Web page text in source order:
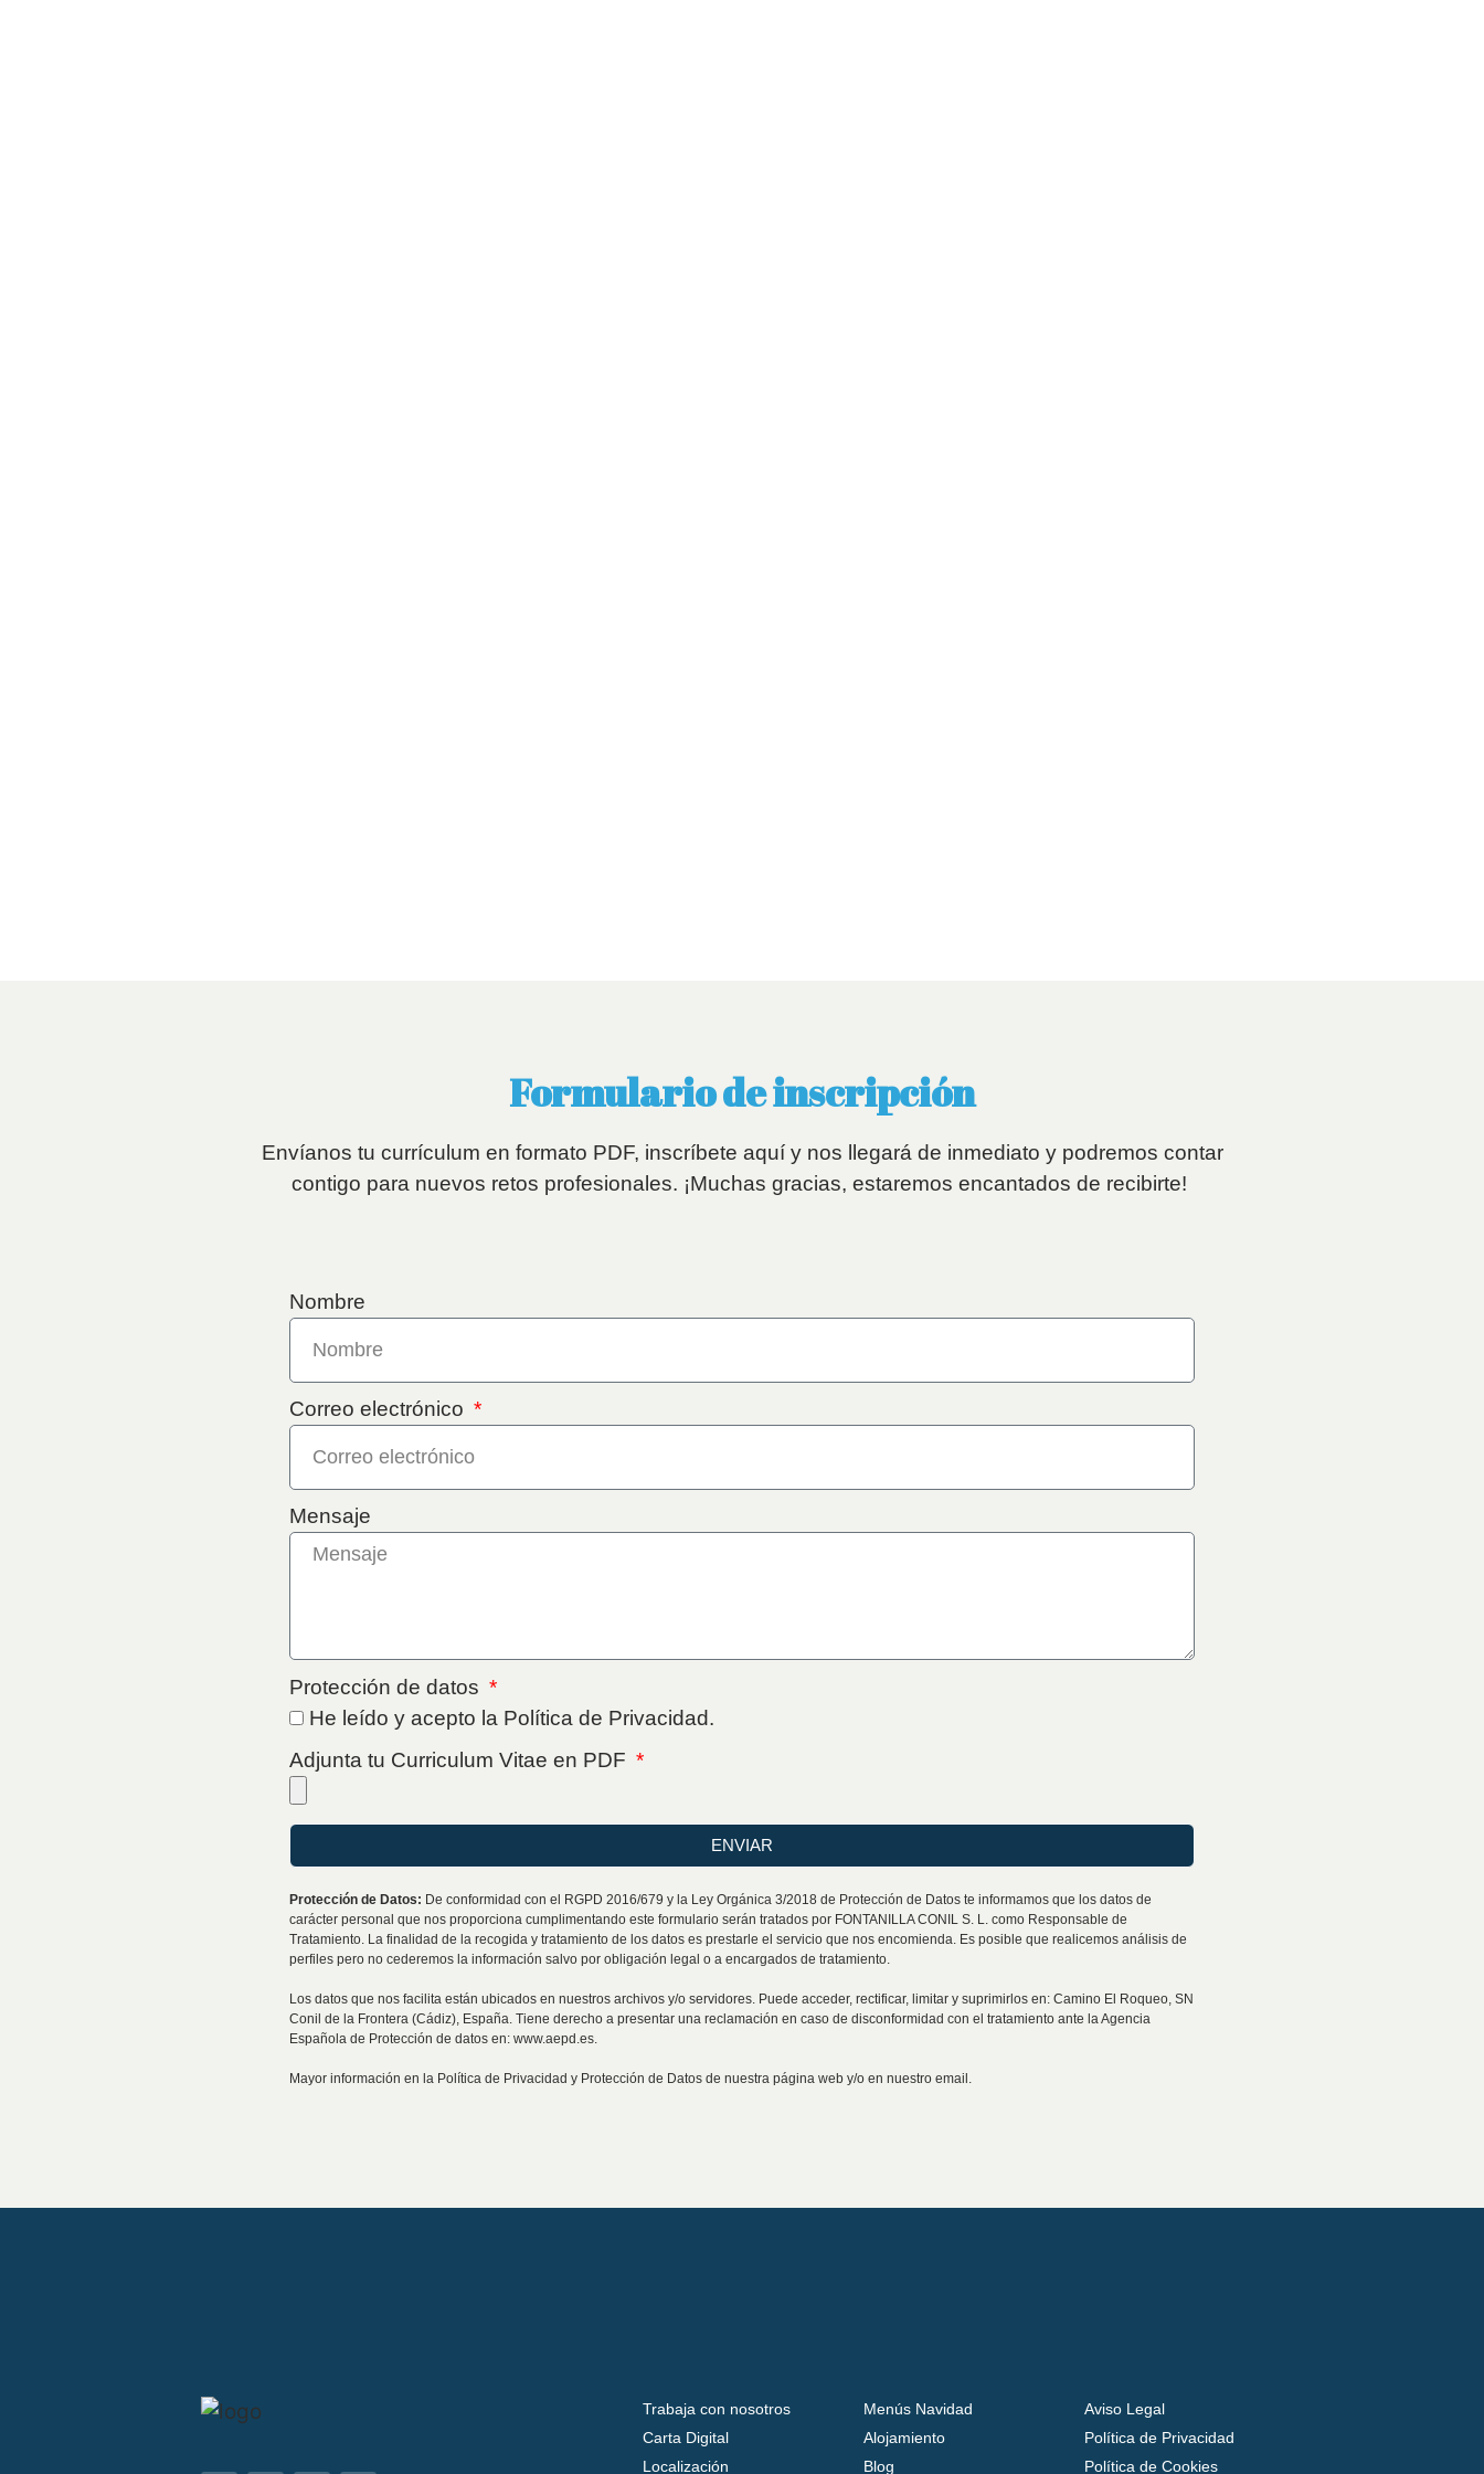
Formulario de inscripción
Envíanos tu currículum en formato PDF, inscríbete aquí y nos llegará de inmediato y podremos contar
contigo para nuevos retos profesionales. ¡Muchas gracias, estaremos encantados de recibirte!
Nombre
Correo electrónico
Mensaje
Protección de datos
He leído y acepto la Política de Privacidad.
Adjunta tu Curriculum Vitae en PDF
ENVIAR
Protección de Datos: De conformidad con el RGPD 2016/679 y la Ley Orgánica 3/2018 de Protección de Datos te informamos que los datos de
carácter personal que nos proporciona cumplimentando este formulario serán tratados por FONTANILLA CONIL S. L. como Responsable de
Tratamiento. La finalidad de la recogida y tratamiento de los datos es prestarle el servicio que nos encomienda. Es posible que realicemos análisis de
perfiles pero no cederemos la información salvo por obligación legal o a encargados de tratamiento.
Los datos que nos facilita están ubicados en nuestros archivos y/o servidores. Puede acceder, rectificar, limitar y suprimirlos en: Camino El Roqueo, SN
Conil de la Frontera (Cádiz), España. Tiene derecho a presentar una reclamación en caso de disconformidad con el tratamiento ante la Agencia
Española de Protección de datos en: www.aepd.es.
Mayor información en la Política de Privacidad y Protección de Datos de nuestra página web y/o en nuestro email.
Trabaja con nosotros
Carta Digital
Localización
Menús Navidad
Alojamiento
Blog
Aviso Legal
Política de Privacidad
Política de Cookies